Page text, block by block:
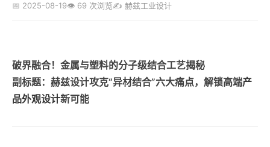
📅 2025-08-19👁️ 69 次浏览✍️ 赫兹工业设计
破界融合！金属与塑料的分子级结合工艺揭秘
副标题：赫兹设计攻克“异材结合”六大痛点，解锁高端产
品外观设计新可能